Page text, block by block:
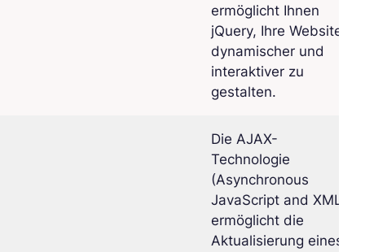
ermöglicht Ihnen
jQuery, Ihre Website
dynamischer und
interaktiver zu
gestalten.
Die AJAX-
Technologie
(Asynchronous
JavaScript and XML)
ermöglicht die
Aktualisierung eines